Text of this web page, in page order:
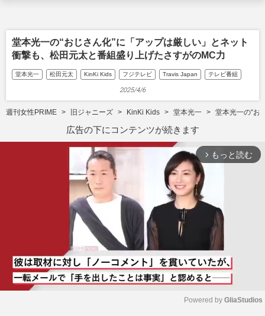
堂本光一の“おじさん化”に「アップは厳しい」とネット
衝撃も、松田元太と番組盛り上げたさすがのMC力
堂本光一 松田元太 KinKi Kids フジテレビ Travis Japan テレビ番組
2025/4/6
週刊女性PRIME 旧ジャニーズ KinKi Kids 堂本光一 堂本光一の“お
広告の下にコンテンツが続きます
arrow_forward_ios もっと読む
Powered by GliaStudios